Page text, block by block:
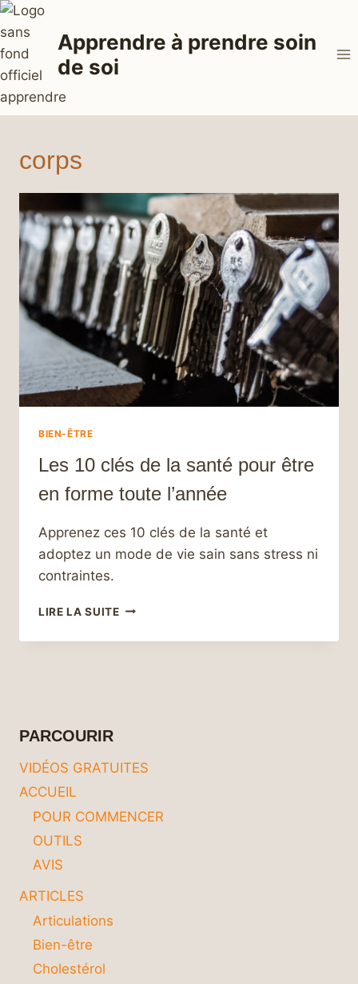
Aller
au
contenu
Apprendre à prendre soin
de soi
corps
BIEN-ÊTRE
Les 10 clés de la santé pour être
en forme toute l’année
Apprenez ces 10 clés de la santé et
adoptez un mode de vie sain sans stress ni
contraintes.
LIRE LA SUITELES
CLÉS
TOUTE
PARCOURIR
VIDÉOS GRATUITES
ACCUEIL
POUR COMMENCER
OUTILS
AVIS
ARTICLES
Articulations
Bien-être
Cholestérol